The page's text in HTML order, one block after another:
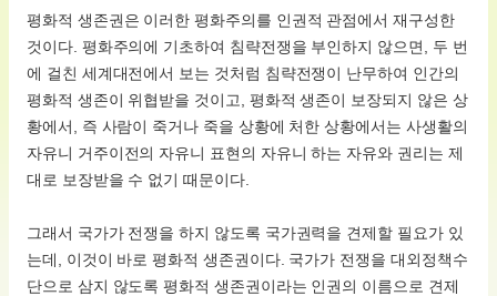
평화적 생존권은 이러한 평화주의를 인권적 관점에서 재구성한
것이다. 평화주의에 기초하여 침략전쟁을 부인하지 않으면, 두 번
에 걸친 세계대전에서 보는 것처럼 침략전쟁이 난무하여 인간의
평화적 생존이 위협받을 것이고, 평화적 생존이 보장되지 않은 상
황에서, 즉 사람이 죽거나 죽을 상황에 처한 상황에서는 사생활의
자유니 거주이전의 자유니 표현의 자유니 하는 자유와 권리는 제
대로 보장받을 수 없기 때문이다.
그래서 국가가 전쟁을 하지 않도록 국가권력을 견제할 필요가 있
는데, 이것이 바로 평화적 생존권이다. 국가가 전쟁을 대외정책수
단으로 삼지 않도록 평화적 생존권이라는 인권의 이름으로 견제